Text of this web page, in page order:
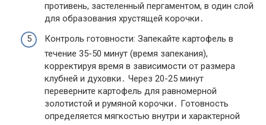
противень, застеленный пергаментом, в один слой
для образования хрустящей корочки․
Контроль готовности: Запекайте картофель в
течение 35-50 минут (время запекания),
корректируя время в зависимости от размера
клубней и духовки․ Через 20-25 минут
переверните картофель для равномерной
золотистой и румяной корочки․ Готовность
определяется мягкостью внутри и характерной